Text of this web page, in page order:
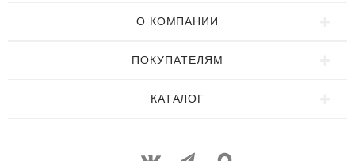
О КОМПАНИИ
ПОКУПАТЕЛЯМ
КАТАЛОГ